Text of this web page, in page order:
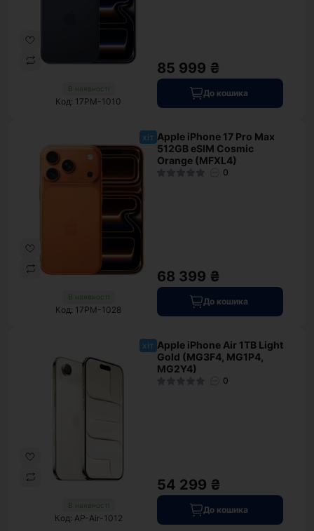
В наявності
Код: 17PM-1010
85 999 ₴
До кошика
хіт
В наявності
Код: 17PM-1028
Apple iPhone 17 Pro Max
512GB eSIM Cosmic
Orange (MFXL4)
0
68 399 ₴
До кошика
хіт
В наявності
Код: AP-Air-1012
Apple iPhone Air 1TB Light
Gold (MG3F4, MG1P4,
MG2Y4)
0
54 299 ₴
До кошика